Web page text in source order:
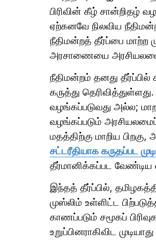
பிரிவின் கீழ் சான்றிதழ்
ஏற்கனவே நிலவிய
நீதிமன்றத் தீர்ப்பை மாற்ற
அரசாணையை
நீதிமன்றம் தனது தீர்ப்பில்
கருத்து
வழங்கப்படுவது அல்ல;
வழங்கப்படும்
மதத்திற்கு மாறிய பிறகு,
சட்டரீதியாக கருதப்பட
தீர்மானிக்கப்பட வேண்டிய
இந்தத் தீர்ப்பில்,
முஸ்லிம் உள்ளிட்ட
காணப்படும் சமூகப்
உறுப்பினராகிவிட